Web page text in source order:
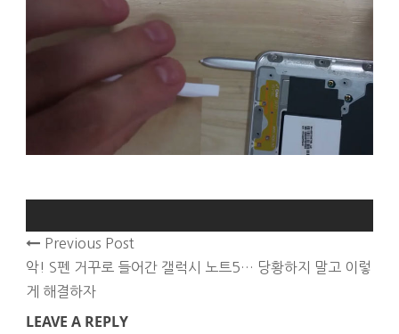
Previous Post
악! S펜 거꾸로 들어간 갤럭시 노트5… 당황하지 말고 이렇
게 해결하자
LEAVE A REPLY